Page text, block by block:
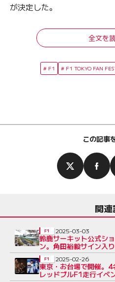
が決定した。
全文を
F1 F1 TOKYO FAN
この記事
関
鈴鹿サーキット公式シ
ン。角田裕毅サイン入
F1 2025-03-03
東京・お台場で開催。
レッドブルF1走行イベ
F1 2025-02-26